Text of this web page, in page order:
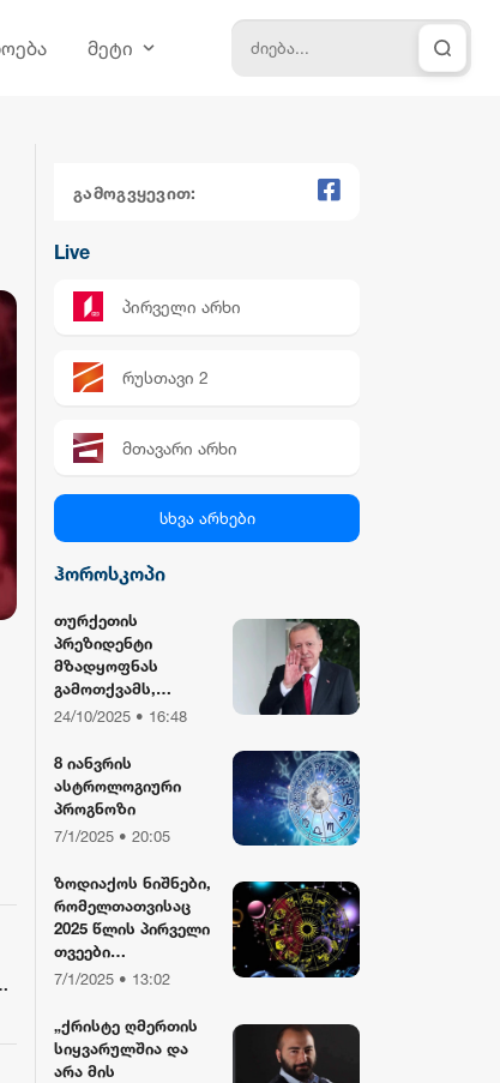
მეტი
გამოგვყევით:
Live
პირველი არხი
რუსთავი 2
მთავარი არხი
პალიტრა News
სილქ უნივერსალი
TV პირველი
რიონი
სხვა არხები
ჰოროსკოპი
თურქეთის
პრეზიდენტი
მზადყოფნას
გამოთქვამს,
რუსეთისა და აშშ-
მასპინძლობისთვის
24/10/2025 • 16:48
8 იანვრის
ასტროლოგიური
პროგნოზი
7/1/2025 • 20:05
ზოდიაქოს ნიშნები,
რომელთათვისაც
2025 წლის პირველი
თვეები
განსაკუთრებით
იქნება
7/1/2025 • 13:02
„ქრისტე ღმერთის
სიყვარულშია და
არა მის